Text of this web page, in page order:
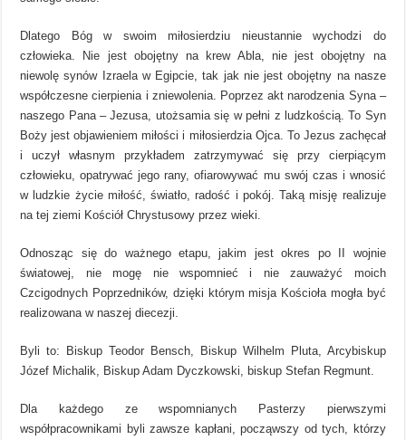
Dlatego Bóg w swoim miłosierdziu nieustannie wychodzi do
człowieka. Nie jest obojętny na krew Abla, nie jest obojętny na
niewolę synów Izraela w Egipcie, tak jak nie jest obojętny na nasze
współczesne cierpienia i zniewolenia. Poprzez akt narodzenia Syna –
naszego Pana – Jezusa, utożsamia się w pełni z ludzkością. To Syn
Boży jest objawieniem miłości i miłosierdzia Ojca. To Jezus zachęcał
i uczył własnym przykładem zatrzymywać się przy cierpiącym
człowieku, opatrywać jego rany, ofiarowywać mu swój czas i wnosić
w ludzkie życie miłość, światło, radość i pokój. Taką misję realizuje
na tej ziemi Kościół Chrystusowy przez wieki.
Odnosząc się do ważnego etapu, jakim jest okres po II wojnie
światowej, nie mogę nie wspomnieć i nie zauważyć moich
Czcigodnych Poprzedników, dzięki którym misja Kościoła mogła być
realizowana w naszej diecezji.
Byli to: Biskup Teodor Bensch, Biskup Wilhelm Pluta, Arcybiskup
Józef Michalik, Biskup Adam Dyczkowski, biskup Stefan Regmunt.
Dla każdego ze wspomnianych Pasterzy pierwszymi
współpracownikami byli zawsze kapłani, począwszy od tych, którzy